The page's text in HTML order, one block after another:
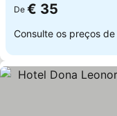
De € 35
Consulte os preços de